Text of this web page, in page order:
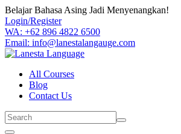
Skip
to
content
Belajar Bahasa Asing Jadi Menyenangkan!
Login/Register
WA: +62 896 4822 6500
Email: info@lanestalangauge.com
All Courses
Blog
Contact Us